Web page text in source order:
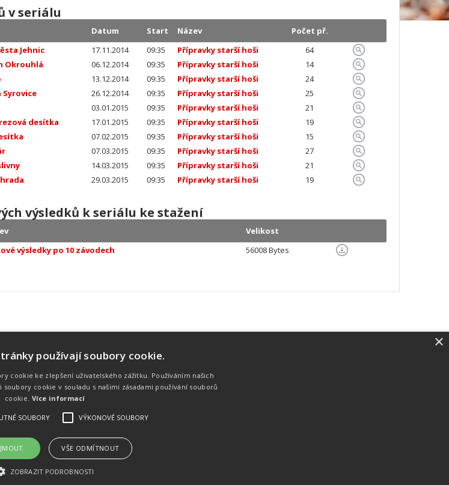
v seriálu
Datum Start Název
Počet př.
Jehnic
17.11.2014 09:35 Přípravky starší hoši
64
Okrouhlá
06.12.2014 09:35 Přípravky starší hoši
14
13.12.2014 09:35 Přípravky starší hoši
24
Syrovice
26.12.2014 09:35 Přípravky starší hoši
25
03.01.2015 09:35 Přípravky starší hoši
21
desítka
17.01.2015 09:35 Přípravky starší hoši
19
07.02.2015 09:35 Přípravky starší hoši
15
07.03.2015 09:35 Přípravky starší hoši
27
14.03.2015 09:35 Přípravky starší hoši
21
29.03.2015 09:35 Přípravky starší hoši 19
výsledků k seriálu ke stažení
Velikost
výsledky po 10 závodech 56008 Bytes
tým
tým je schopen na profesionální
zajistit pořádání sportovních
Organizaci závodů, registraci na
měření, zpracování a publikaci
zakázku. Lze online publikovat výsledky
Úvod Kalendář akcí
×
používají soubory cookie.
cookie ke zlepšení uživatelského zážitku. Používáním našich
cookie v souladu s našimi zásadami používání souborů
cookie. Více informací
SOUBORY VÝKONOVÉ SOUBORY
VŠE ODMÍTNOUT
ZOBRAZIT PODROBNOSTI